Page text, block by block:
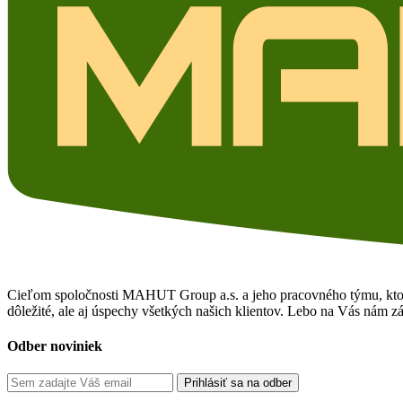
Cieľom spoločnosti MAHUT Group a.s. a jeho pracovného týmu,
dôležité, ale aj úspechy všetkých našich klientov. Lebo na Vás nám
Odber noviniek